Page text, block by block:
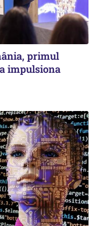
primul
impulsiona